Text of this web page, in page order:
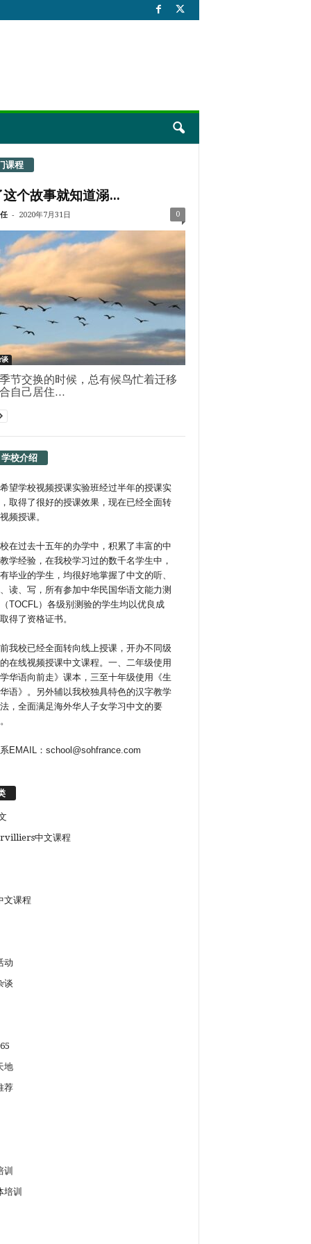
课程
这个故事就知道溺...
- 2020年7月31日 0
谈
节交换的时候，总有候鸟忙着迁移
自己居住...
学校介绍
望学校视频授课实验班经过半年的授课实
取得了很好的授课效果，现在已经全面转
频授课。
在过去十五年的办学中，积累了丰富的中
学经验，在我校学习过的数千名学生中，
毕业的学生，均很好地掌握了中文的听、
读、写，所有参加中华民国华语文能力测
TOCFL）各级别测验的学生均以优良成
得了资格证书。
我校已经全面转向线上授课，开办不同级
在线视频授课中文课程。一、二年级使用
学华语向前走》课本，三至十年级使用《生
语》。另外辅以我校独具特色的汉字教学
，全面满足海外华人子女学习中文的要
EMAIL：school@sohfrance.com
中文课程
文课程
动
谈
地
荐
训
培训